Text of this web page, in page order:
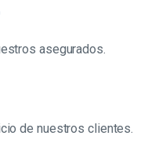
asegurados.
de nuestros clientes.